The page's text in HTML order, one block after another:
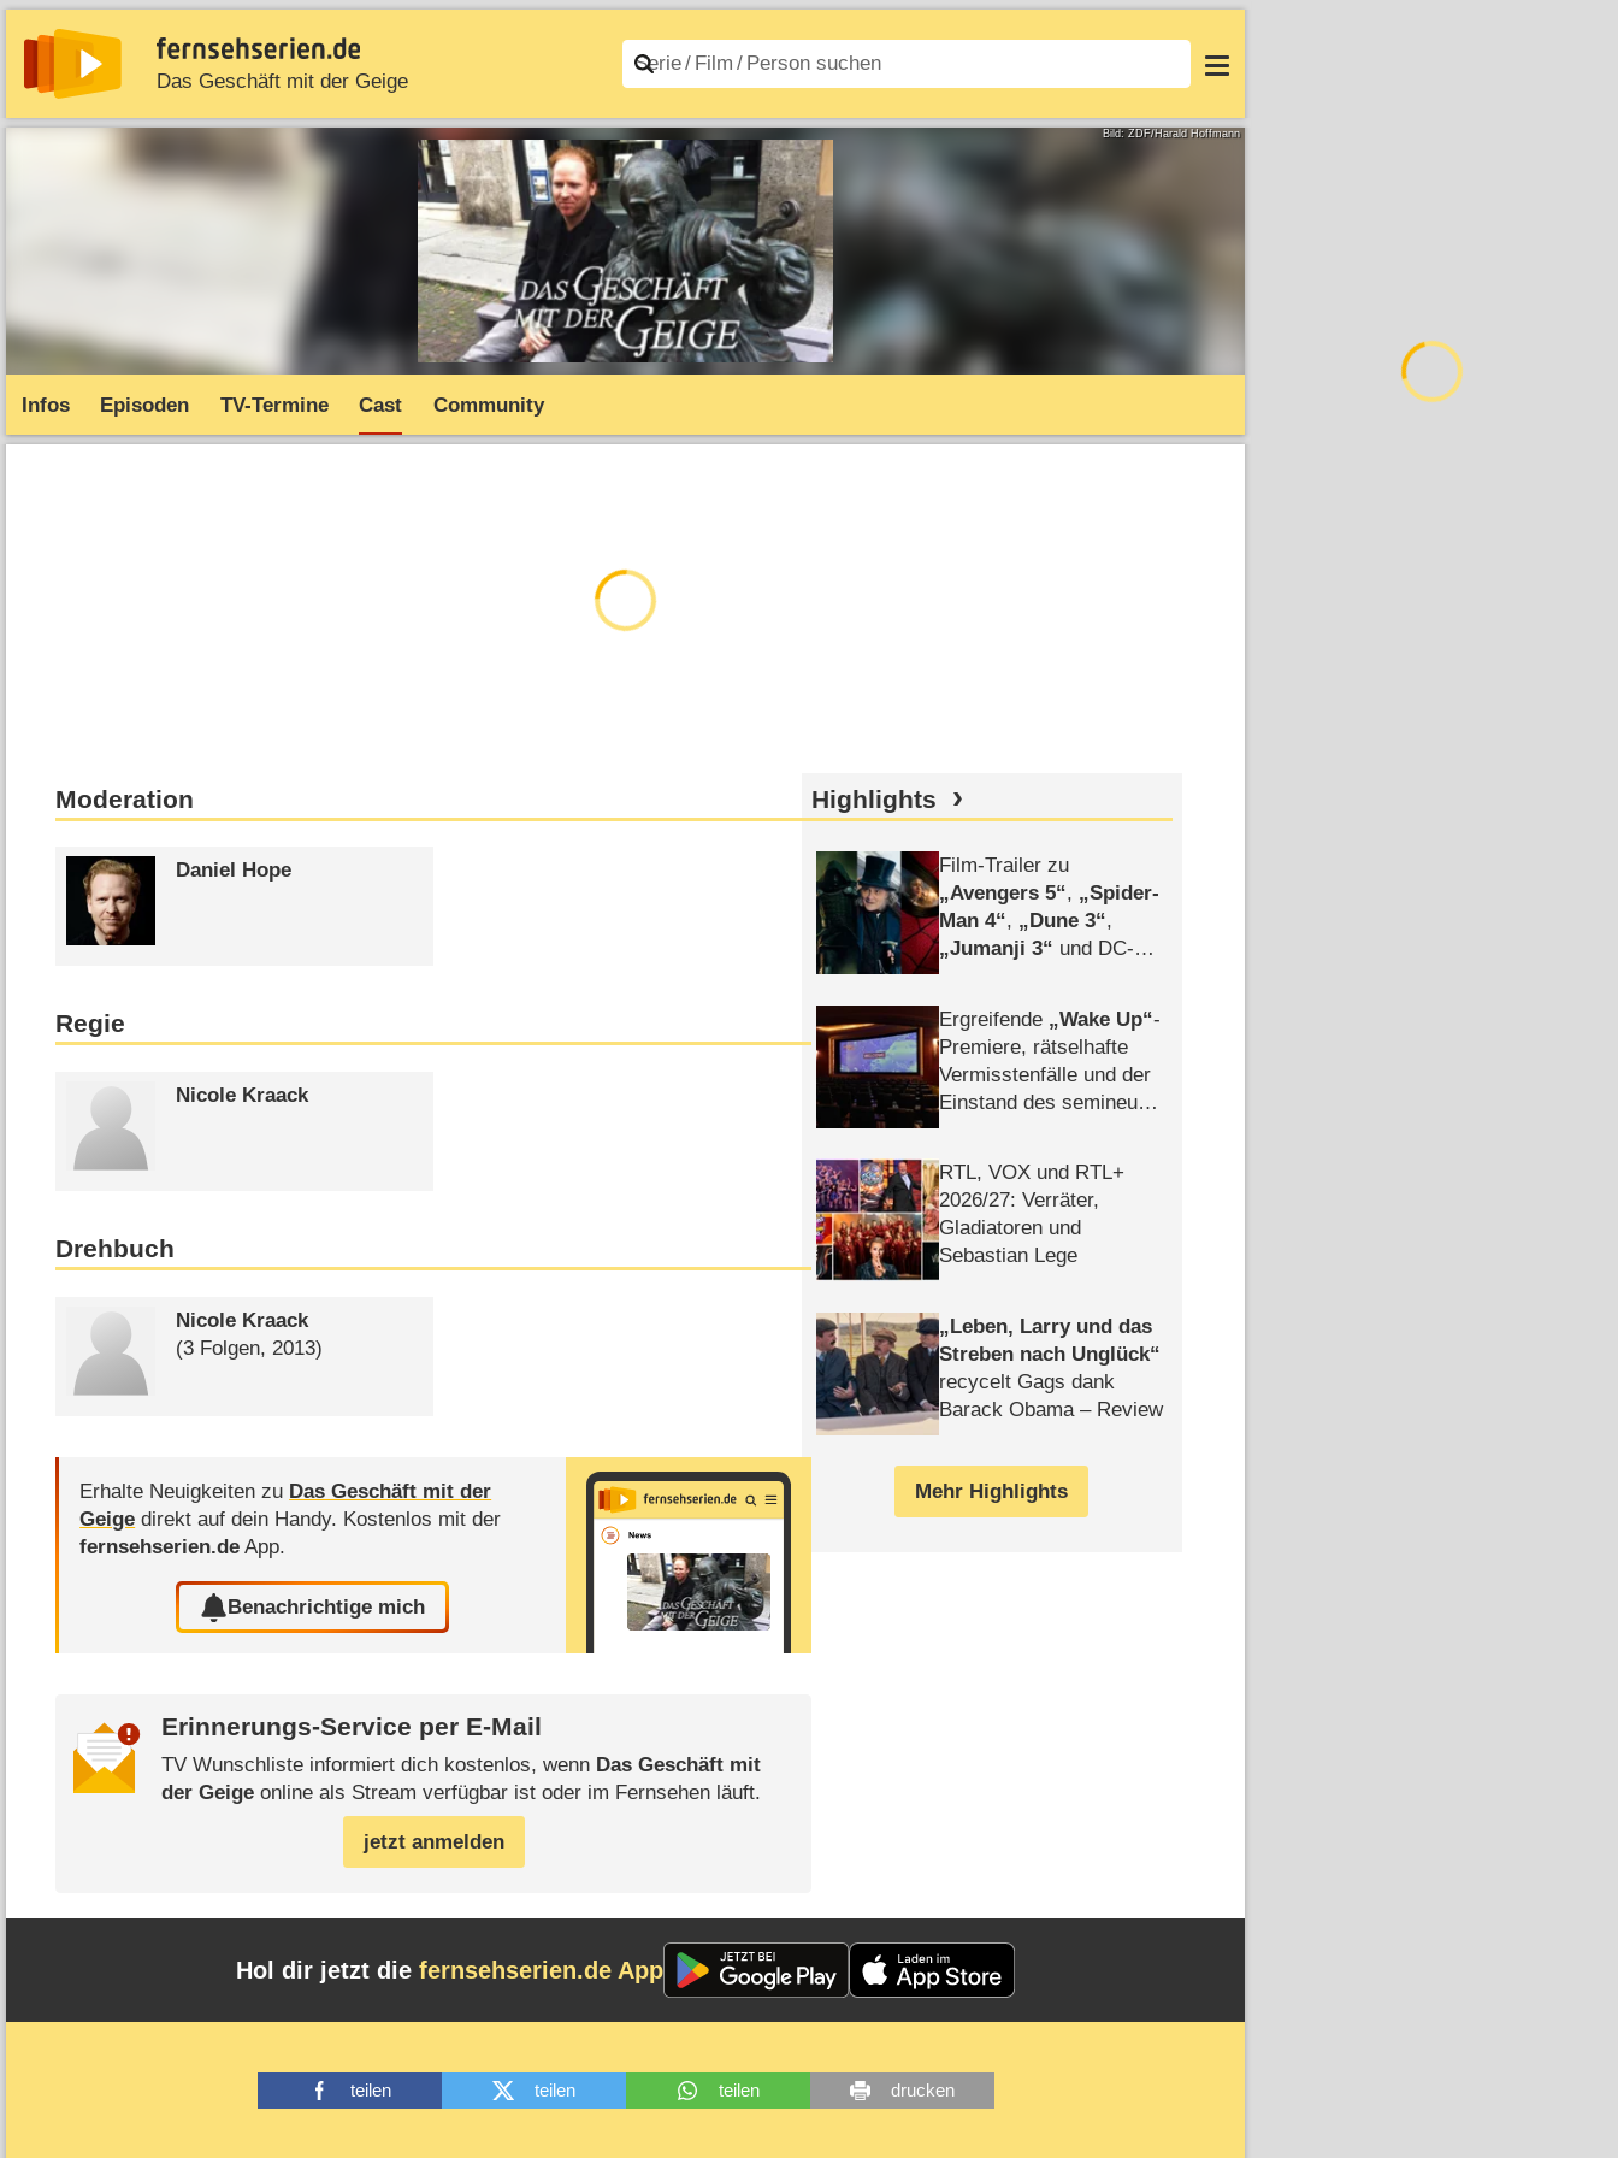
Das Geschäft mit der Geige
News Entdecken Streaming TV-Starts Filme A–Z Login
Bild: ZDF/Harald Hoffmann
Infos Episoden TV-Termine Cast Community
Moderation
Daniel Hope
Regie
Nicole Kraack
Drehbuch
Nicole Kraack
(3 Folgen, 2013)
Erhalte Neuigkeiten zu Das Geschäft mit der
Geige direkt auf dein Handy. Kostenlos mit der
fernsehserien.de App.
Benachrichtige mich
Erinnerungs-Service per E-Mail
TV Wunschliste informiert dich kostenlos, wenn Das Geschäft mit
der Geigeonline als Stream verfügbar ist oder im Fernsehen läuft.
jetzt anmelden
Highlights
Film-Trailer zu
Avengers 5 ,
Spider-
Man 4 , Dune 3 ,
Jumanji 3
und DC-
Ergreifende
Wake Up -
Premiere, rätselhafte
Vermisstenfälle und der
Einstand des semineuen
RTL, VOX und RTL+
2026/​27: Verräter,
Gladiatoren und
Sebastian Lege
Leben, Larry und das
Streben nach Unglück
recycelt Gags dank
Barack Obama – Review
Mehr Highlights
Hol dir jetzt die fernsehserien.de App
teilen teilen teilen drucken